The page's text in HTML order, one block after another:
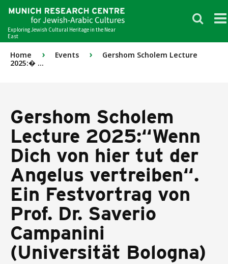
Exploring Jewish Cultural Heritage in the Near
East
Home › Events ›
Gershom Scholem Lecture
2025:� ...
Gershom Scholem
Lecture 2025:“Wenn
Dich von hier tut der
Angelus vertreiben“.
Ein Festvortrag von
Prof. Dr. Saverio
Campanini
(Universität Bologna)